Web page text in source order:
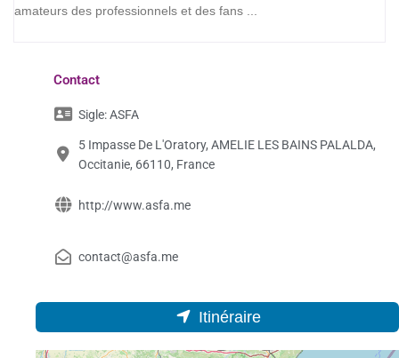
amateurs des professionnels et des fans ...
Contact
Sigle:ASFA
5 Impasse De L'Oratory, AMELIE LES BAINS PALALDA,
Occitanie, 66110, France
http://www.asfa.me
contact@asfa.me
Itinéraire